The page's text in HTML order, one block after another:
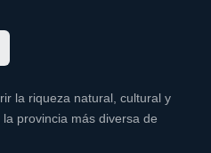
la riqueza natural, cultural y
provincia más diversa de